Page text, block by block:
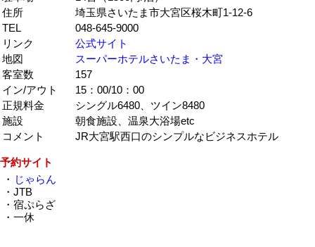
住所
埼玉県さいたま市大宮区桜木町1-12-6
TEL
048-645-9000
リンク
公式サイト
地図
スーパーホテルさいたま・大宮
客室数
157
イン/アウト
15：00/10：00
正規料金
シングル6480、ツイン8480
施設
朝食施設、温泉大浴場etc
コメント
JR大宮駅西口のシンプルなビジネスホテル
予約サイト
・ じゃらん
・JTB
・宿ぷらざ
・一休